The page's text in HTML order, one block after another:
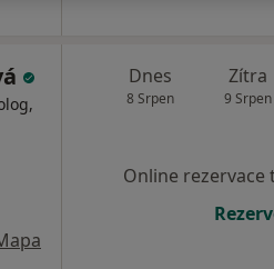
Dnes
8 Srpen
Zítra
9 Srpen
Online